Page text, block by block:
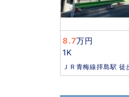
8.7万円
1K
ＪＲ青梅線拝島駅 徒